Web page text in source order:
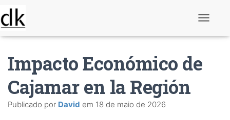
Impacto Económico de
Cajamar en la Región
Publicado por David em 18 de maio de 2026